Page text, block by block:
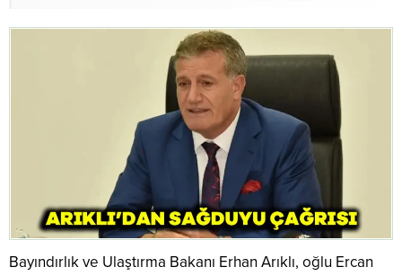
Bayındırlık ve Ulaştırma Bakanı Erhan Arıklı, oğlu Ercan